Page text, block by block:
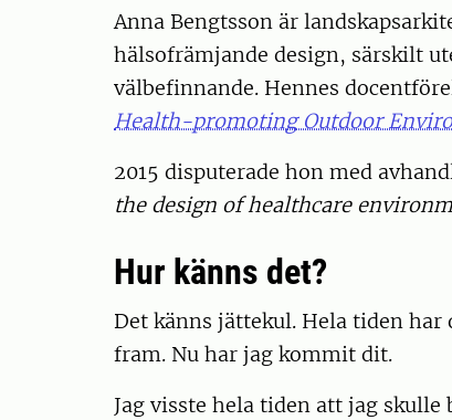
Anna Bengtsson är
hälsofrämjande design, särskilt
välbefinnande. Hennes
Health-promoting Outdoor
2015 disputerade hon med
the design of healthcare
Hur känns det?
Det känns jättekul. Hela tiden
fram. Nu har jag kommit dit.
Jag visste hela tiden att jag